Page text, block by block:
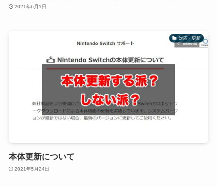
2021年6月1日
対応・更新
本体更新について
2021年5月24日